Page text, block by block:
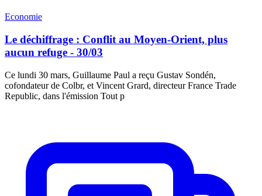
Economie
Le déchiffrage : Conflit au Moyen-Orient, plus
aucun refuge - 30/03
Ce lundi 30 mars, Guillaume Paul a reçu Gustav Sondén,
cofondateur de Colbr, et Vincent Grard, directeur France Trade
Republic, dans l'émission Tout p